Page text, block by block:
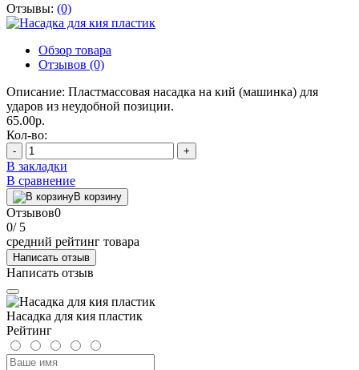
Отзывы: (0)
Обзор товара
Отзывов (0)
Описание: Пластмассовая насадка на кий (машинка) для
ударов из неудобной позиции.
65.00р.
Кол-во:
- +
В закладки
В сравнение
В корзину
Отзывов0
0/ 5
средний рейтинг товара
Написать отзыв
Написать отзыв
Насадка для кия пластик
Рейтинг